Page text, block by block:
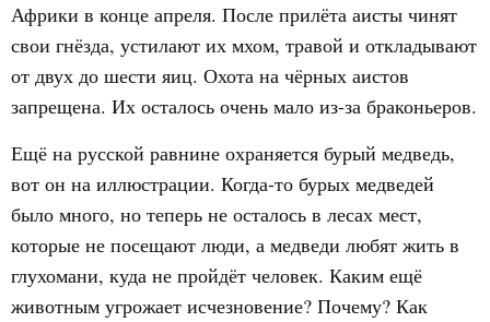
Африки в конце апреля. После прилёта аисты чинят
свои гнёзда, устилают их мхом, травой и откладывают
от двух до шести яиц. Охота на чёрных аистов
запрещена. Их осталось очень мало из-за браконьеров.
Ещё на русской равнине охраняется бурый медведь,
вот он на иллюстрации. Когда-то бурых медведей
было много, но теперь не осталось в лесах мест,
которые не посещают люди, а медведи любят жить в
глухомани, куда не пройдёт человек. Каким ещё
животным угрожает исчезновение? Почему? Как